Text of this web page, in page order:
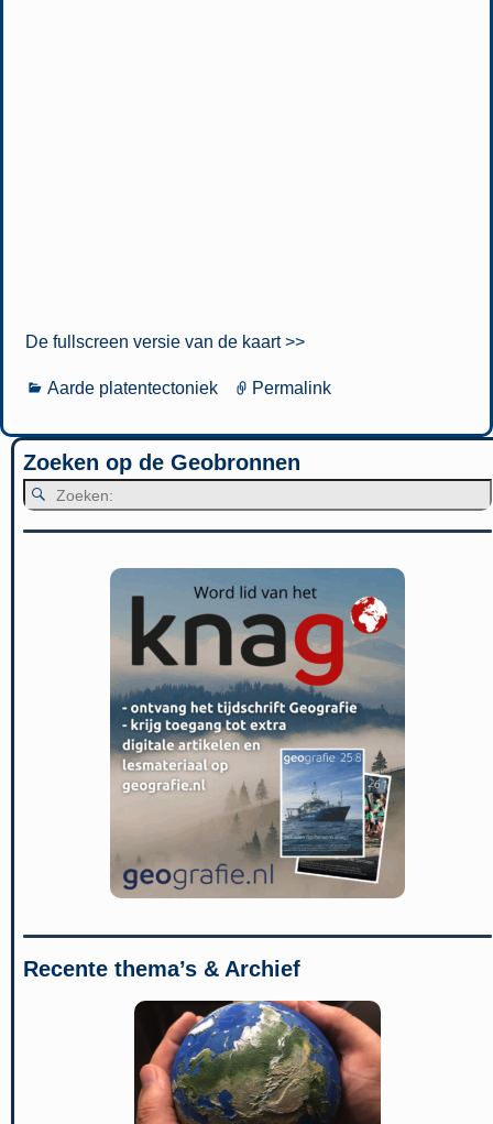
De fullscreen versie van de kaart >>
Aarde platentectoniek Permalink
Zoeken op de Geobronnen
Recente thema’s & Archief